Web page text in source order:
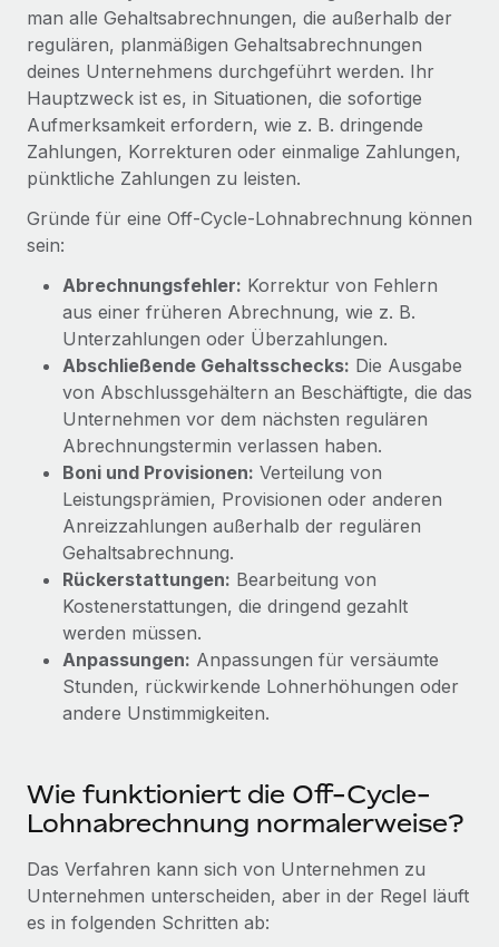
Globales Onboarding und Verwalten von
Freelancer:innen
PEO
Auslagern von komplexen HR-Aufgaben
INFRASTRUKTUR
Remote Embedded
Plattform
Integrierte HR-Kernfunktionen für dein Team
Verknüpfen Neu
Verknüpfung beliebiger KI-Tools mit Remote über unser
MCP
Integrationen
Prozessoptimierung mit unverzichtbaren Business-
DIENSTLEISTUNGEN
Frag unsere Expert:innen
Hilfe von Expert:innen für globale HR & Compliance
Background-Checks
Compliance Watchtower
Lückenlose Compliance
Geräteverwaltung
WACHSTUMSPHASE
Startups
Agile HR- und Payroll-Lösungen für wachsende
Unternehmen
Maßgeschneiderte HR-Lösungen, um Teams zu
Enterprise
Globale HR für Konzerne und Großunternehmen
PARTNER WERDEN
Flexible Einbettung von Global-HR-Funktionen in deine
Partner werden
Entdecke die Möglichkeiten einer Partnerschaft
Remote Build Demnächst verfügbar
Beratung zu Integrationen und KI-Automatisierung
FALLSTUDIEN
Weaviate auf einen Blick Weaviate entwickelt KI-basierte
Open-Source-Infrastrukturen. Das...
Mehr erfahren
Gesamtbeschäftigungskosten
Honorarzahlungen berechnen
Informationen zu möglichen Währungen und
Abwicklungsfristen für globale Freelancer:innen
Forschung und Leitfäden
Fallstudien
HR-Glossar
Checklisten und Vorlagen
Bibliothek für Stellenbeschreibungen
Webinare
Events
Newsroom
Informationen zu Gehältern und Qualifikationen
Insights Center
Hol dir Unterstützung
BLOG
EOR und PEO
Contractor Management
Nederlands
Français
Deutsch
Italiano
Português (Portugal)
日本語
한국어
中文（简体）
Anmelden
man alle Gehaltsabrechnungen, die außerhalb der
regulären, planmäßigen Gehaltsabrechnungen
deines Unternehmens durchgeführt werden. Ihr
Hauptzweck ist es, in Situationen, die sofortige
Aufmerksamkeit erfordern, wie z. B. dringende
Zahlungen, Korrekturen oder einmalige Zahlungen,
pünktliche Zahlungen zu leisten.
Gründe für eine Off-Cycle-Lohnabrechnung können
sein:
Abrechnungsfehler: Korrektur von Fehlern
aus einer früheren Abrechnung, wie z. B.
Unterzahlungen oder Überzahlungen.
Abschließende Gehaltsschecks: Die Ausgabe
von Abschlussgehältern an Beschäftigte, die das
Unternehmen vor dem nächsten regulären
Abrechnungstermin verlassen haben.
Boni und Provisionen: Verteilung von
Leistungsprämien, Provisionen oder anderen
Anreizzahlungen außerhalb der regulären
Gehaltsabrechnung.
Rückerstattungen: Bearbeitung von
Kostenerstattungen, die dringend gezahlt
werden müssen.
Anpassungen: Anpassungen für versäumte
Stunden, rückwirkende Lohnerhöhungen oder
andere Unstimmigkeiten.
Wie funktioniert die Off-Cycle-
Lohnabrechnung normalerweise?
Das Verfahren kann sich von Unternehmen zu
Unternehmen unterscheiden, aber in der Regel läuft
es in folgenden Schritten ab: